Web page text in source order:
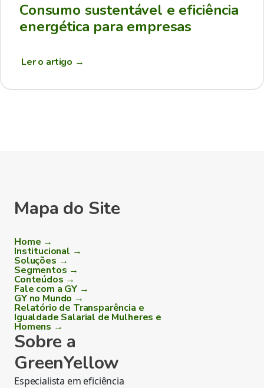
Consumo sustentável e eficiência
energética para empresas
Ler o artigo →
Mapa do Site
Home →
Institucional →
Soluções →
Segmentos →
Conteúdos →
Fale com a GY →
GY no Mundo →
Relatório de Transparência e
Igualdade Salarial de Mulheres e
Homens →
Sobre a
GreenYellow
Especialista em eficiência